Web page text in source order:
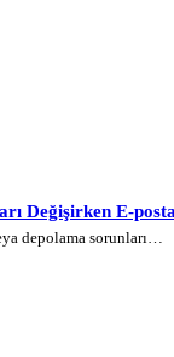
Değişirken E-
depolama sorunları…